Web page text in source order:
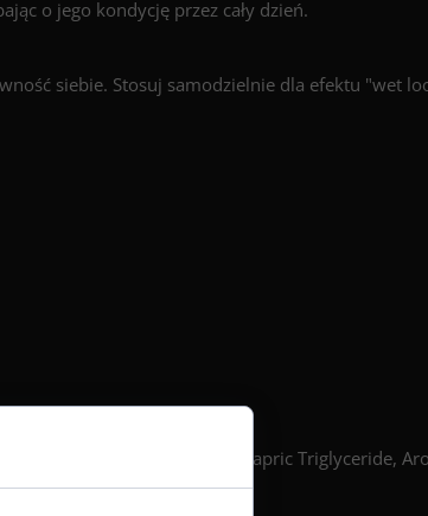
o jego kondycję przez cały dzień.
siebie. Stosuj samodzielnie dla efektu "wet
Copolymer, Caprylic/Capric Triglyceride,
Butyl Ether.